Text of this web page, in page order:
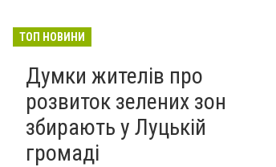
ТОП НОВИНИ
Думки жителів про
розвиток зелених зон
збирають у Луцькій
громаді